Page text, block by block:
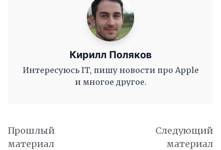
Кирилл Поляков
Интересуюсь IT, пишу новости про Apple
и многое другое.
Прошлый
материал
Следующий
материал